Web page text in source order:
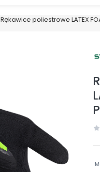
Rękawice poliestrowe LATEX